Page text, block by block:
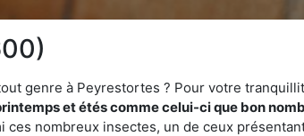
genre à Peyrestortes ? Pour votre
et étés comme celui-ci que bon
ces nombreux insectes, un de ceux